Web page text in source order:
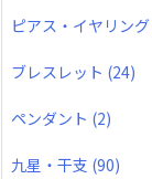
ピアス・イヤリング
ブレスレット (24)
ペンダント (2)
九星・干支 (90)